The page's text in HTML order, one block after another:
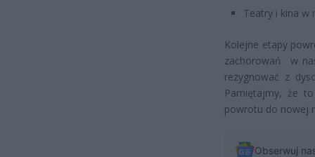
Teatry i kina w
Kolejne etapy
zachorowań w
rezygnować z
Pamiętajmy, że
powrotu do nowej
Obserwuj